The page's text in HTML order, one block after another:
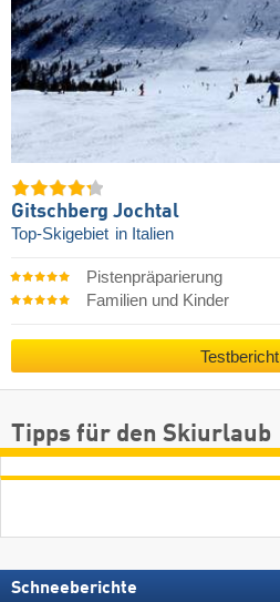
Gitschberg Jochtal
Top-Skigebiet in Italien
Pistenpräparierung
Familien und Kinder
Testbericht
Tipps für den Skiurlaub
Schneeberichte